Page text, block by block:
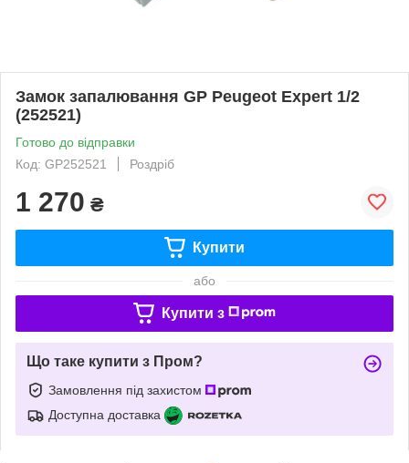
Замок запалювання GP Peugeot Expert 1/2
(252521)
Готово до відправки
Код: GP252521
Роздріб
1 270 ₴
Купити
або
Купити з
Що таке купити з Пром?
Замовлення під захистом
Доступна доставка